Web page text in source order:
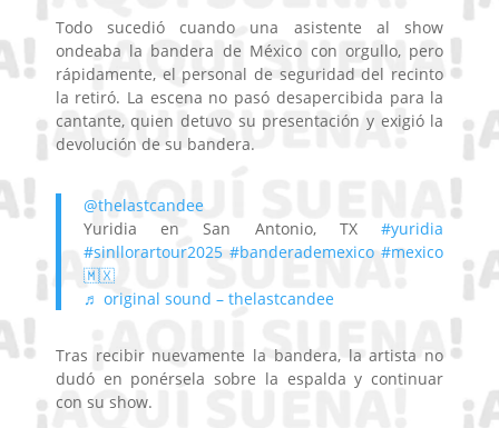
Todo sucedió cuando una asistente al show
ondeaba la bandera de México con orgullo, pero
rápidamente, el personal de seguridad del recinto
la retiró. La escena no pasó desapercibida para la
cantante, quien detuvo su presentación y exigió la
devolución de su bandera.
@thelastcandee
Yuridia en San Antonio, TX#yuridia
#sinllorartour2025 #banderademexico #mexico
🇲🇽
♬ original sound – thelastcandee
Tras recibir nuevamente la bandera, la artista no
dudó en ponérsela sobre la espalda y continuar
con su show.